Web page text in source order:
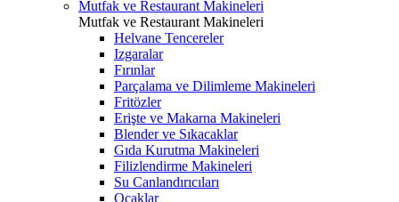
Mutfak ve Restaurant Makineleri
Mutfak ve Restaurant Makineleri
Helvane Tencereler
Izgaralar
Fırınlar
Parçalama ve Dilimleme Makineleri
Fritözler
Erişte ve Makarna Makineleri
Blender ve Sıkacaklar
Gıda Kurutma Makineleri
Filizlendirme Makineleri
Su Canlandırıcıları
Ocaklar